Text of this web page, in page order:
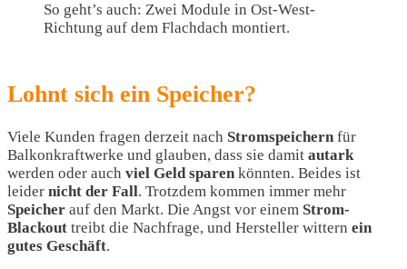
So geht’s auch: Zwei Module in Ost-West-
Richtung auf dem Flachdach montiert.
Lohnt sich ein Speicher?
Viele Kunden fragen derzeit nach Stromspeichern für
Balkonkraftwerke und glauben, dass sie damit autark
werden oder auch viel Geld sparen könnten. Beides ist
leider nicht der Fall. Trotzdem kommen immer mehr
Speicher auf den Markt. Die Angst vor einem Strom-
Blackout treibt die Nachfrage, und Hersteller wittern ein
gutes Geschäft.